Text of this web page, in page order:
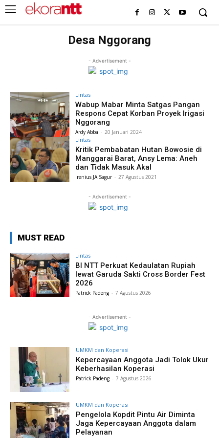
Desa Nggorang
- Advertisement -
Lintas
Wabup Mabar Minta Satgas Pangan
Respons Cepat Korban Proyek Irigasi
Nggorang
Ardy Abba - 20 Januari 2024
Lintas
Kritik Pembabatan Hutan Bowosie di
Manggarai Barat, Ansy Lema: Aneh
dan Tidak Masuk Akal
Irenius JA Sagur - 27 Agustus 2021
- Advertisement -
MUST READ
Lintas
BI NTT Perkuat Kedaulatan Rupiah
lewat Garuda Sakti Cross Border Fest
2026
Patrick Padeng - 7 Agustus 2026
- Advertisement -
UMKM dan Koperasi
Kepercayaan Anggota Jadi Tolok Ukur
Keberhasilan Koperasi
Patrick Padeng - 7 Agustus 2026
UMKM dan Koperasi
Pengelola Kopdit Pintu Air Diminta
Jaga Kepercayaan Anggota dalam
Pelayanan